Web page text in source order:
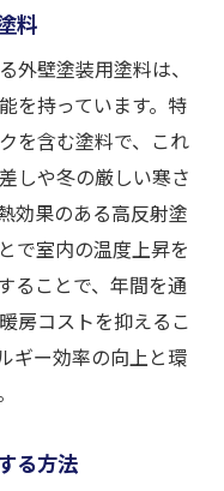
料
外壁塗装用塗料は、
を持っています。特
を含む塗料で、これ
しや冬の厳しい寒さ
効果のある高反射塗
で室内の温度上昇を
ることで、年間を通
房コストを抑えるこ
ギー効率の向上と環
る方法